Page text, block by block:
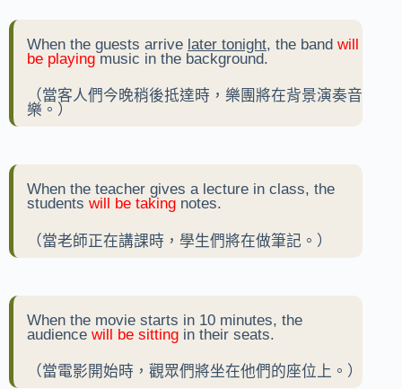
When the guests arrive later tonight, the band will
be playing music in the background.
（當客人們今晚稍後抵達時，樂團將在背景演奏音
樂。）
When the teacher gives a lecture in class, the
students will be taking notes.
（當老師正在講課時，學生們將在做筆記。）
When the movie starts in 10 minutes, the
audience will be sitting in their seats.
（當電影開始時，觀眾們將坐在他們的座位上。）